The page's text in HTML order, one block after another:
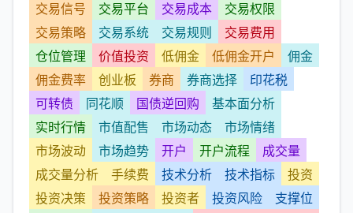
交易信号
交易平台 交易成本
交易权限
交易策略
交易系统 交易规则
交易费用
仓位管理
价值投资 低佣金 低佣金开户
佣金
佣金费率
创业板 券商 券商选择
印花税
可转债
同花顺 国债逆回购
基本面分析
实时行情
市值配售 市场动态
市场情绪
市场波动
市场趋势 开户 开户流程
成交量
成交量分析
手续费 技术分析 技术指标
投资
投资决策
投资策略 投资者 投资风险
支撑位